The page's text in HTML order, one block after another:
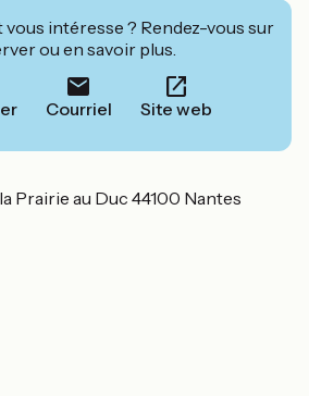
vous intéresse ? Rendez-vous sur
ou en savoir plus.
Courriel Site web
Prairie au Duc 44100 Nantes